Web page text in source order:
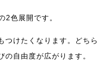
2色展開です。
つけたくなります。どちら
自由度が広がります。